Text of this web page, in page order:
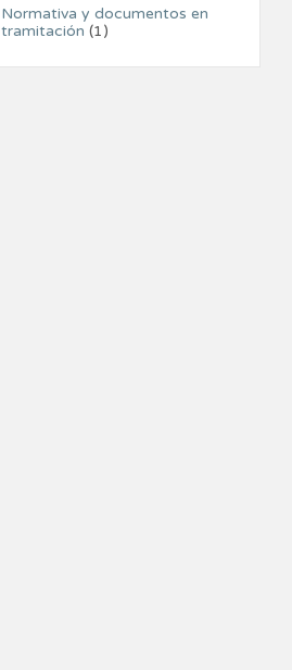
Normativa y documentos en
tramitación (1)